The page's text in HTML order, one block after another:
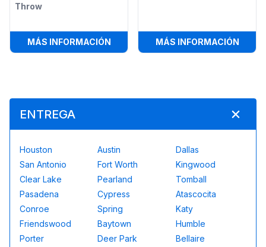
Throw
MÁS INFORMACIÓN: BATTLE AXE BLACKLIGHT AXE
MÁS INFORMACIÓN:
ENTREGA
Houston Austin
Dallas
San Antonio
Fort Worth
Kingwood
Clear Lake
Pearland
Tomball
Pasadena
Cypress
Atascocita
Conroe
Spring
Katy
Friendswood
Baytown
Humble
Porter
Deer Park
Bellaire